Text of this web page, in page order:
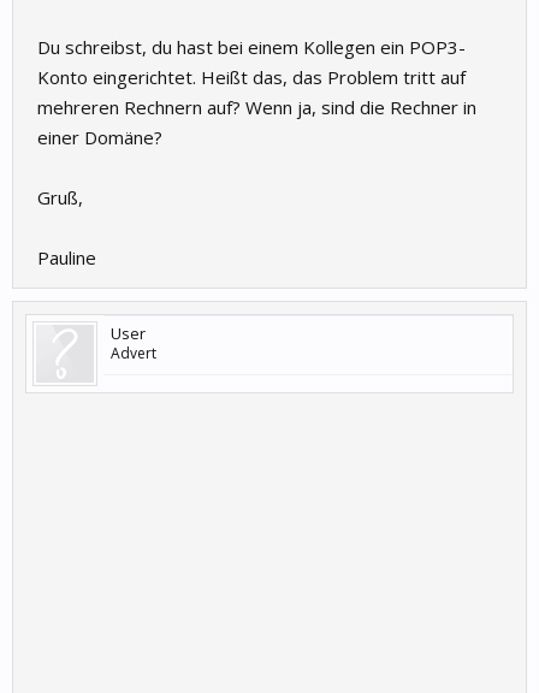
Du schreibst, du hast bei einem Kollegen ein POP3-
Konto eingerichtet. Heißt das, das Problem tritt auf
mehreren Rechnern auf? Wenn ja, sind die Rechner in
einer Domäne?
Gruß,
Pauline
User
Advert